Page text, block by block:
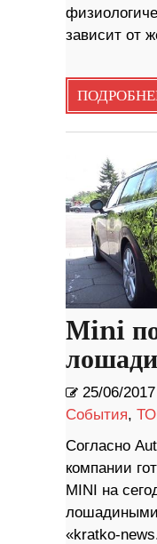
зависит от
Mini
25/06/2017
События,
Согласно
компании
MINI на
«kratko-